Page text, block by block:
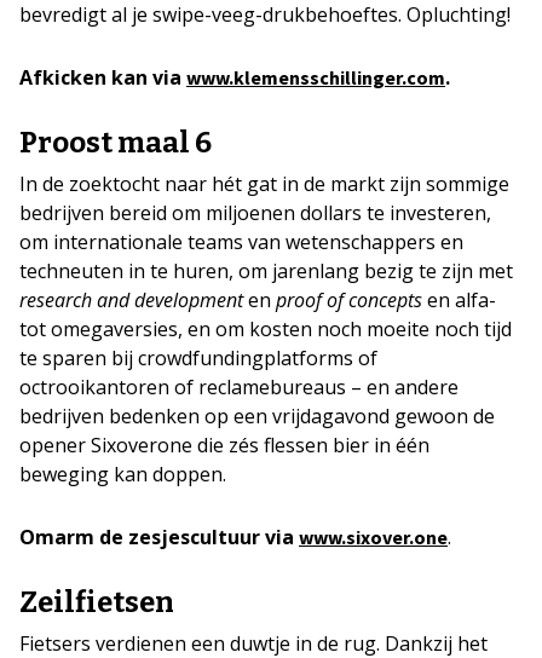
bevredigt al je swipe-veeg-drukbehoeftes. Opluchting!
Afkicken kan via www.klemensschillinger.com.
Proost maal 6
In de zoektocht naar hét gat in de markt zijn sommige
bedrijven bereid om miljoenen dollars te investeren,
om internationale teams van wetenschappers en
techneuten in te huren, om jarenlang bezig te zijn met
research and developmenten proof of conceptsen alfa-
tot omegaversies, en om kosten noch moeite noch tijd
te sparen bij crowdfundingplatforms of
octrooikantoren of reclamebureaus – en andere
bedrijven bedenken op een vrijdagavond gewoon de
opener Sixoverone die zés flessen bier in één
beweging kan doppen.
Omarm de zesjescultuur via www.sixover.one.
Zeilfietsen
Fietsers verdienen een duwtje in de rug. Dankzij het